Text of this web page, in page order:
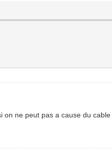
ne peut pas a cause du